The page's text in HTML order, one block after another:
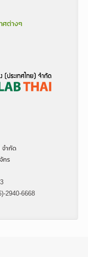
ศต่างๆ
จำกัด
กร
2940-6668